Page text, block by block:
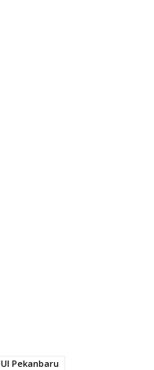
Pekanbaru